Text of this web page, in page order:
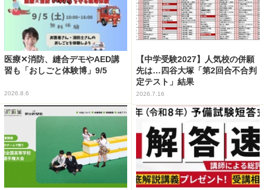
医療✕消防、縫合デモやAED講
習も「おしごと体験博」9/5
2026.8.6
【中学受験2027】人気校の併願
先は…四谷大塚「第2回合不合判
定テスト」結果
2026.7.16